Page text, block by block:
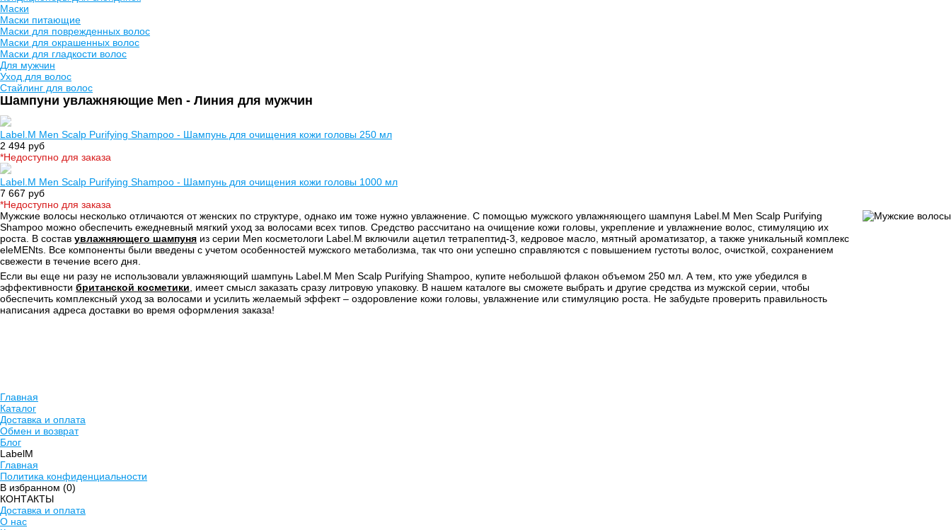
Маски
Маски питающие
Маски для поврежденных волос
Маски для окрашенных волос
Маски для гладкости волос
Для мужчин
Уход для волос
Стайлинг для волос
Шампуни увлажняющие Men - Линия для мужчин
Label.M Men Scalp Purifying Shampoo - Шампунь для очищения кожи головы 250 мл
2 494 руб
*Недоступно для заказа
Label.M Men Scalp Purifying Shampoo - Шампунь для очищения кожи головы 1000 мл
7 667 руб
*Недоступно для заказа
Мужские волосы несколько отличаются от женских по структуре, однако им тоже нужно увлажнение. С помощью мужского увлажняющего шампуня Label.M Men Scalp Purifying
Shampoo можно обеспечить ежедневный мягкий уход за волосами всех типов. Средство рассчитано на очищение кожи головы, укрепление и увлажнение волос, стимуляцию их
роста. В состав увлажняющего шампуня из серии Men косметологи Label.M включили ацетил тетрапептид-3, кедровое масло, мятный ароматизатор, а также уникальный комплекс
eleMENts. Все компоненты были введены с учетом особенностей мужского метаболизма, так что они успешно справляются с повышением густоты волос, очисткой, сохранением
свежести в течение всего дня.
Если вы еще ни разу не использовали увлажняющий шампунь Label.M Men Scalp Purifying Shampoo, купите небольшой флакон объемом 250 мл. А тем, кто уже убедился в
эффективности британской косметики , имеет смысл заказать сразу литровую упаковку. В нашем каталоге вы сможете выбрать и другие средства из мужской серии, чтобы
обеспечить комплексный уход за волосами и усилить желаемый эффект – оздоровление кожи головы, увлажнение или стимуляцию роста. Не забудьте проверить правильность
написания адреса доставки во время оформления заказа!
Главная
Каталог
Доставка и оплата
Обмен и возврат
Блог
LabelM
Главная
Политика конфиденциальности
В избранном (0)
КОНТАКТЫ
Доставка и оплата
О нас